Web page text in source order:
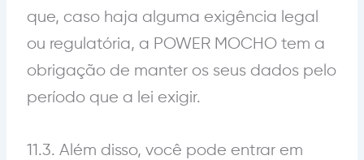
que, caso haja alguma exigência legal
ou regulatória, a POWER MOCHO tem a
obrigação de manter os seus dados pelo
período que a lei exigir.
11.3. Além disso, você pode entrar em